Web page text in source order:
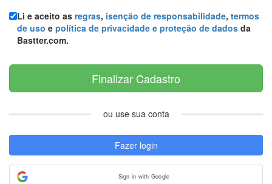
Li e aceito as regras, isenção de responsabilidade, termos
de uso e política de privacidade e proteção de dados da
Bastter.com.
Finalizar Cadastro
ou use sua conta
Fazer login
Sign in with Google